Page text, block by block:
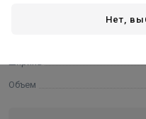
Ширина
Объем
Нет,